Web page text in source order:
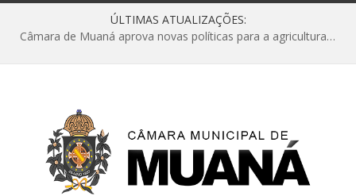
ÚLTIMAS ATUALIZAÇÕES:
Câmara de Muaná aprova novas políticas para a agricultura e solicita reforma da Ponte do Reduto